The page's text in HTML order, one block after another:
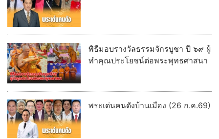
พิธีมอบรางวัลธรรมจักรบูชา ปี ๖๙ ผู้
ทำคุณประโยชน์ต่อพระพุทธศาสนา
พระเด่นคนดังบ้านเมือง (26 ก.ค.69)